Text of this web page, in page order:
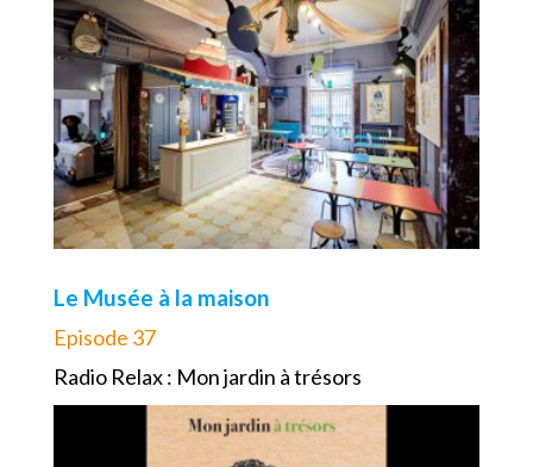
Le Musée à la maison
Episode 37
Radio Relax : Mon jardin à trésors